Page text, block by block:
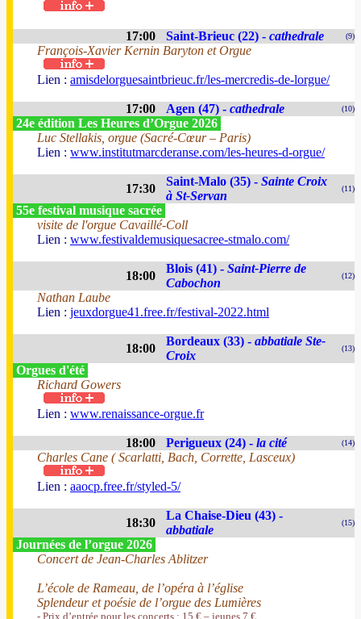
17:00 Saint-Brieuc (22) - cathedrale (9)
François-Xavier Kernin Baryton et Orgue
Lien : amisdelorguesaintbrieuc.fr/les-mercredis-de-lorgue/
17:00 Agen (47) - cathedrale (10)
24e édition Les Heures d’Orgue 2026
Luc Stellakis, orgue (Sacré-Cœur – Paris)
Lien : www.institutmarcderanse.com/les-heures-d-orgue/
17:30
Saint-Malo (35) - Sainte Croix
à St-Servan
(11)
55e festival musique sacrée
visite de l'orgue Cavaillé-Coll
Lien : www.festivaldemusiquesacree-stmalo.com/
18:00
Blois (41) - Saint-Pierre de
Cabochon
(12)
Nathan Laube
Lien : jeuxdorgue41.free.fr/festival-2022.html
18:00
Bordeaux (33) - abbatiale Ste-
Croix
(13)
Orgues d'été
Richard Gowers
Lien : www.renaissance-orgue.fr
18:00 Perigueux (24) - la cité (14)
Charles Cane ( Scarlatti, Bach, Corrette, Lasceux)
Lien : aaocp.free.fr/styled-5/
18:30
La Chaise-Dieu (43) -
abbatiale
(15)
Journées de l’orgue 2026
Concert de Jean-Charles Ablitzer
L’école de Rameau, de l’opéra à l’église
Splendeur et poésie de l’orgue des Lumières
- Prix d’entrée pour les concerts : 15 € – jeunes 7 €